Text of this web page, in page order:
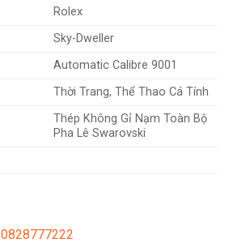
Rolex
Sky-Dweller
Automatic Calibre 9001
Thời Trang, Thể Thao Cá Tính
Thép Không Gỉ Nạm Toàn Bộ
Pha Lê Swarovski
0828777222